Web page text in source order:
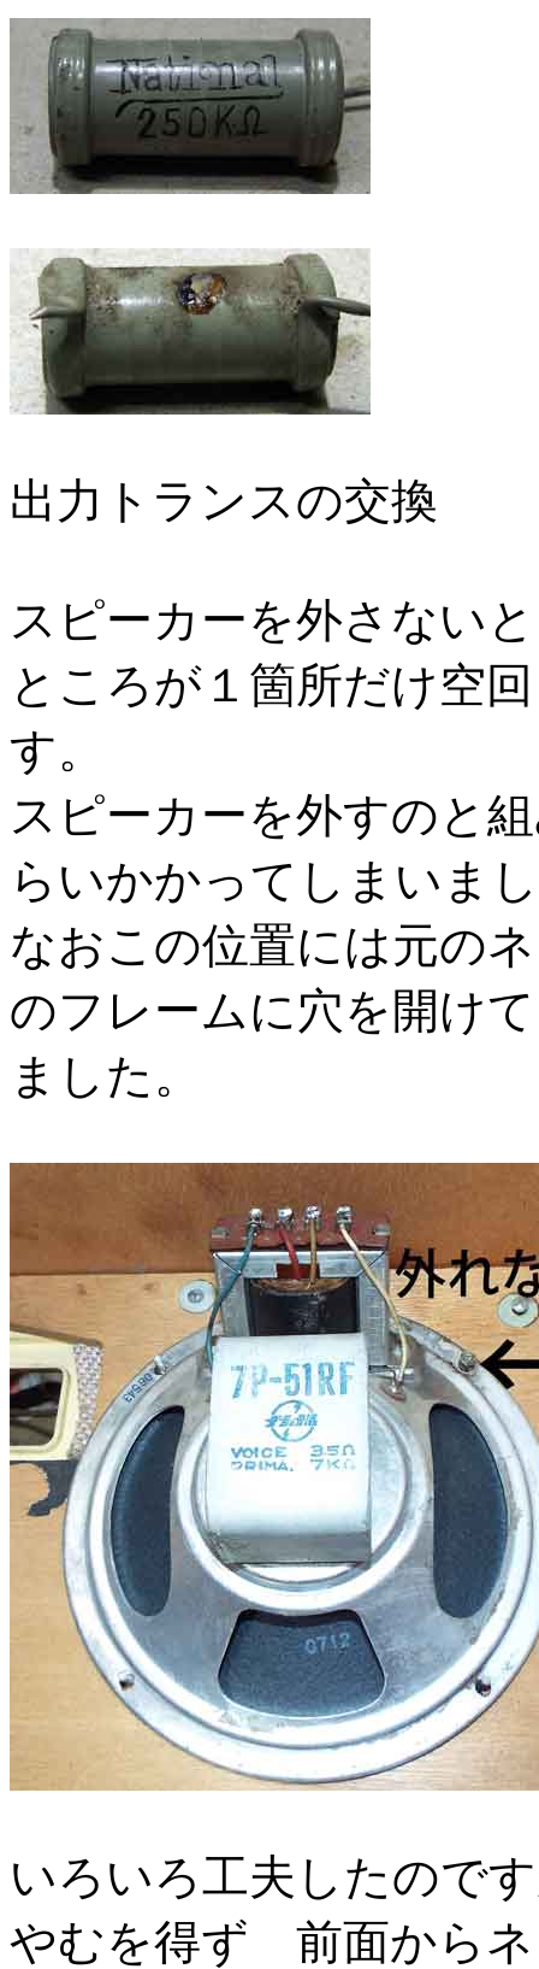
出力トランスの交換
スピーカーを外さない
ところが１箇所だけ空
す。
スピーカーを外すのと
らいかかってしまいま
なおこの位置には元の
のフレームに穴を開け
ました。
いろいろ工夫したので
やむを得ず 前面からネ